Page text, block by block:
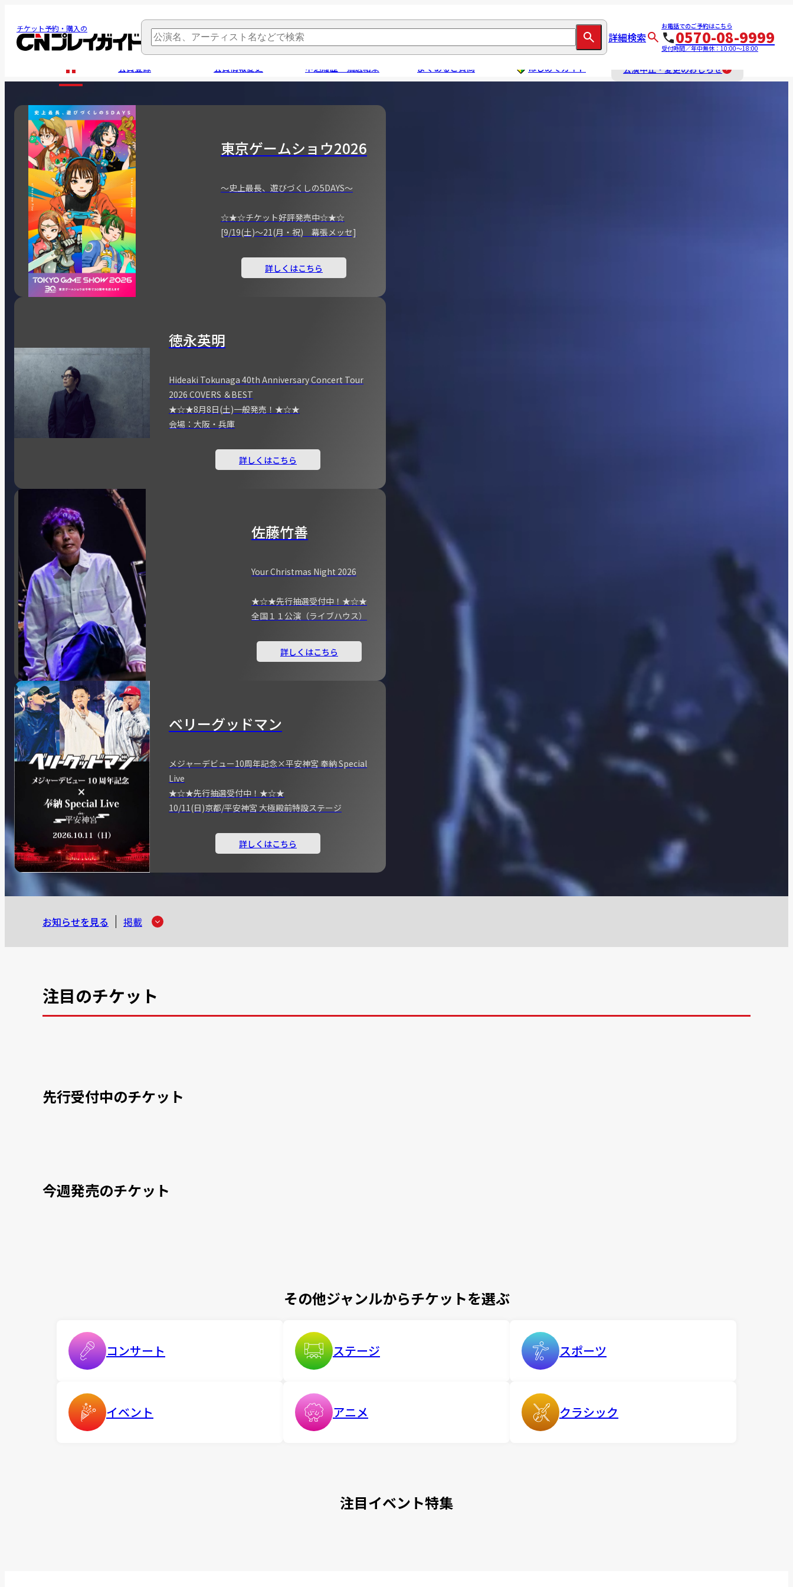
チケット予約・購入の
詳細検索
お電話でのご予約はこちら
0570-08-9999
受付時間／年中無休：10:00～18:00
会員登録 会員情報変更 申込履歴・抽選結果 よくあるご質問 はじめてガイド 公演中止・変更のおしらせ
東京ゲームショウ2026
～史上最長、遊びづくしの5DAYS～
☆★☆チケット好評発売中☆★☆
[9/19(土)～21(月・祝) 幕張メッセ]
詳しくはこちら
徳永英明
Hideaki Tokunaga 40th Anniversary Concert Tour
2026 COVERS ＆BEST
★☆★8月8日(土)一般発売！★☆★
会場：大阪・兵庫
詳しくはこちら
佐藤竹善
Your Christmas Night 2026
★☆★先行抽選受付中！★☆★
全国１１公演（ライブハウス）
詳しくはこちら
ベリーグッドマン
メジャーデビュー10周年記念×平安神宮 奉納 Special
Live
★☆★先行抽選受付中！★☆★
10/11(日)京都/平安神宮 大極殿前特設ステージ
詳しくはこちら
お知らせを見る 掲載
注目のチケット
先行受付中のチケット
今週発売のチケット
その他ジャンルからチケットを選ぶ
コンサート ステージ スポーツ
イベント アニメ クラシック
注目イベント特集